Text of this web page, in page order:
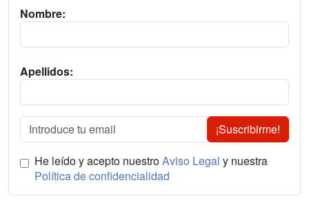
Nombre:
Apellidos:
¡Suscribirme!
He leído y acepto nuestroAviso Legal y nuestra
Política de confidencialidad